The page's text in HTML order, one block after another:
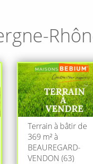
Terrain à bâtir de
369 m² à
BEAUREGARD-
VENDON (63)